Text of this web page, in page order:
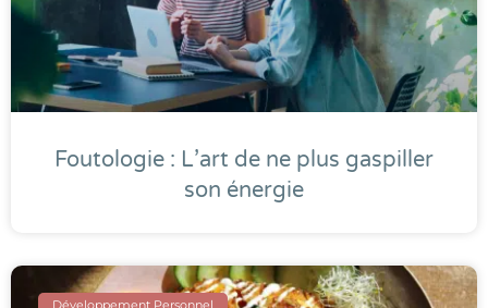
Foutologie : L’art de ne plus gaspiller
son énergie